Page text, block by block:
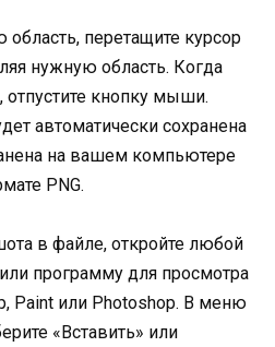
перетащите курсор
нужную область. Когда
кнопку мыши.
автоматически сохранена
на вашем компьютере
PNG.
в файле, откройте любой
программу для просмотра
Paint или Photoshop. В меню
«Вставить» или